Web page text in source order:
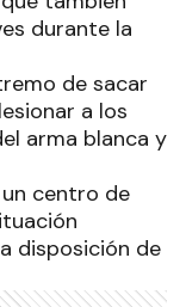
durante la
de sacar
a los
arma blanca y
centro de
disposición de